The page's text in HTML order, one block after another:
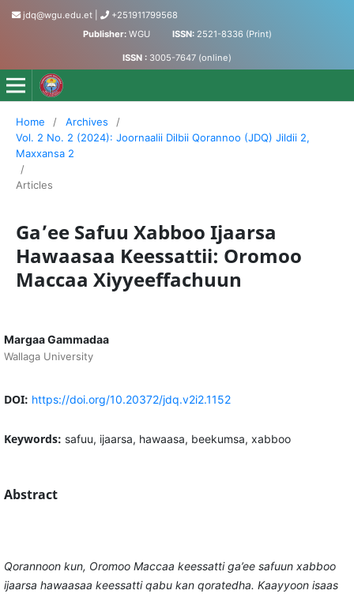
jdq@wgu.edu.et
+251911799568
Publisher:WGU ISSN: 2521-8336 (Print)
ISSN : 3005-7647 (online)
Jornaalii Dilbii Qorannoo - Journal of Accumulated
Home / Archives
/
Vol. 2 No. 2 (2024): Joornaalii Dilbii Qorannoo (JDQ) Jildii 2,
Maxxansa 2
/
Articles
Ga’ee Safuu Xabboo Ijaarsa
Hawaasaa Keessattii: Oromoo
Maccaa Xiyyeeffachuun
Margaa Gammadaa
Wallaga University
DOI: https://doi.org/10.20372/jdq.v2i2.1152
Keywords: safuu, ijaarsa, hawaasa, beekumsa, xabboo
Abstract
Qorannoon kun, Oromoo Maccaa keessatti ga’ee safuun xabboo
ijaarsa hawaasaa keessatti qabu kan qoratedha. Kaayyoon isaas